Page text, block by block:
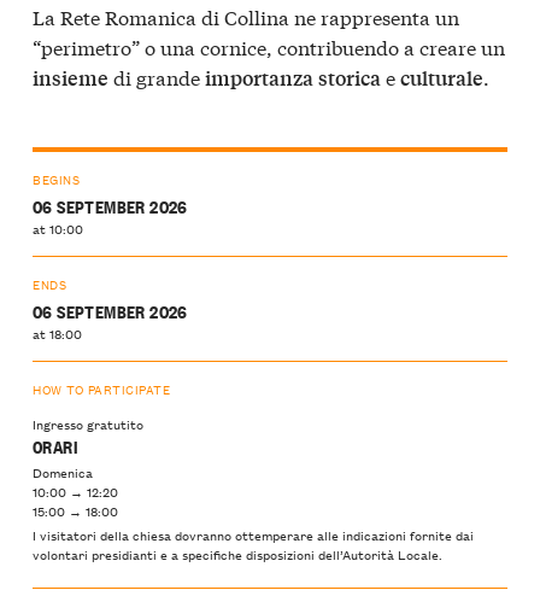
La Rete Romanica di Collina ne rappresenta un
“perimetro” o una cornice, contribuendo a creare un
insieme di grandeimportanza storica eculturale
BEGINS
06 SEPTEMBER 2026
at 10:00
ENDS
06 SEPTEMBER 2026
at 18:00
HOW TO PARTICIPATE
Ingresso gratutito
ORARI
Domenica
10:00 → 12:20
15:00 → 18:00
I visitatori della chiesa dovranno ottemperare alle indicazioni fornite dai
volontari presidianti e a specifiche disposizioni dell’Autorità Locale.